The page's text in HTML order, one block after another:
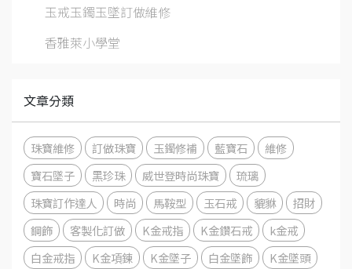
玉戒玉鐲玉墜訂做維修
香雅萊小學堂
文章分類
珠寶維修 訂做珠寶 玉鐲修補 藍寶石
維修
寶石墜子
黑珍珠 威世登時尚珠寶
琉璃
珠寶訂作達人
時尚 馬鞍型 玉石戒 貔貅
招財
鋼飾
客製化訂做 K金戒指 K金鑽石戒
k金戒
白金戒指
K金項鍊 K金墜子 白金墜飾
K金墜頭